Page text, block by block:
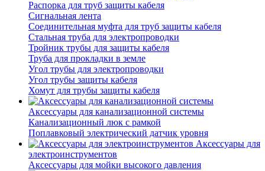
Распорка для труб защиты кабеля
Сигнальная лента
Соединительная муфта для труб защиты кабеля
Стальная труба для электропроводки
Тройник трубы для защиты кабеля
Труба для прокладки в земле
Угол трубы для электропроводки
Угол трубы защиты кабеля
Хомут для трубы защиты кабеля
Аксессуары для канализационной системы
Канализационный люк с рамкой
Поплавковый электрический датчик уровня
Аксессуары для
электроинструментов
Аксессуары для мойки высокого давления